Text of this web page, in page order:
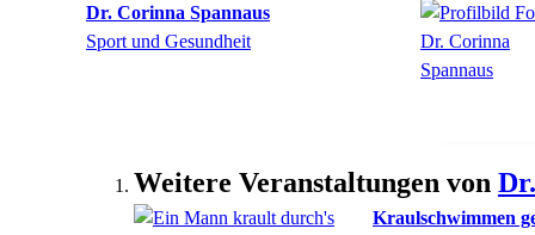
Dr. Corinna Spannaus
Sport und Gesundheit
Weitere Veranstaltungen von Dr.
Kraulschwimmen